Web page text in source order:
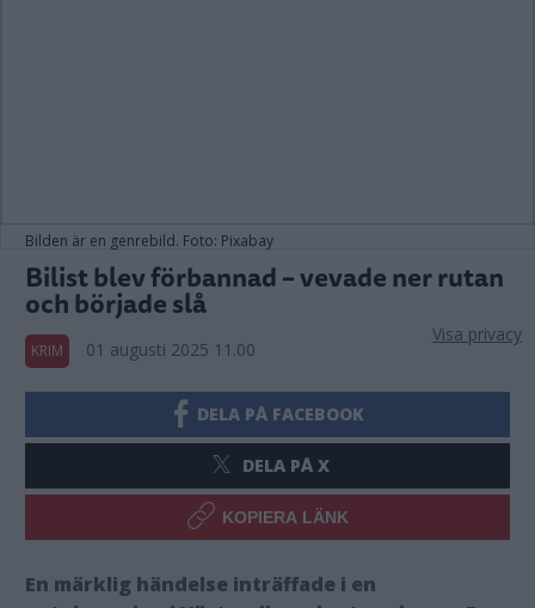
Bilden är en genrebild. Foto: Pixabay
Bilist blev förbannad – vevade ner rutan
och började slå
KRIM 01 augusti 2025 11.00
DELA PÅ FACEBOOK
DELA PÅ X
KOPIERA LÄNK
En märklig händelse inträffade i en
Visa privacy